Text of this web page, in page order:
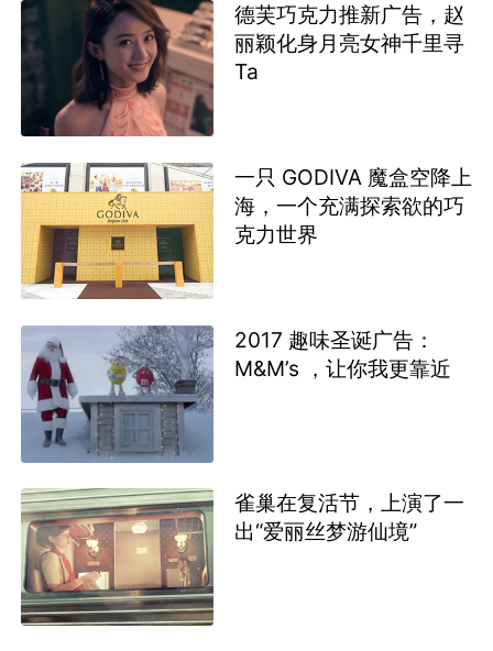
德芙巧克力推新广告，赵
丽颖化身月亮女神千里寻
Ta
一只 GODIVA 魔盒空降上
海，一个充满探索欲的巧
克力世界
2017 趣味圣诞广告：
M&M’s ，让你我更靠近
雀巢在复活节，上演了一
出“爱丽丝梦游仙境”